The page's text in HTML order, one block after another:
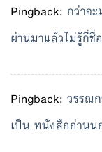
Pingback: กว่าจ
ผ่านมาแล้วไม่รู้กี่ชื่
Pingback: วรรณ
เป็น หนังสืออ่านน